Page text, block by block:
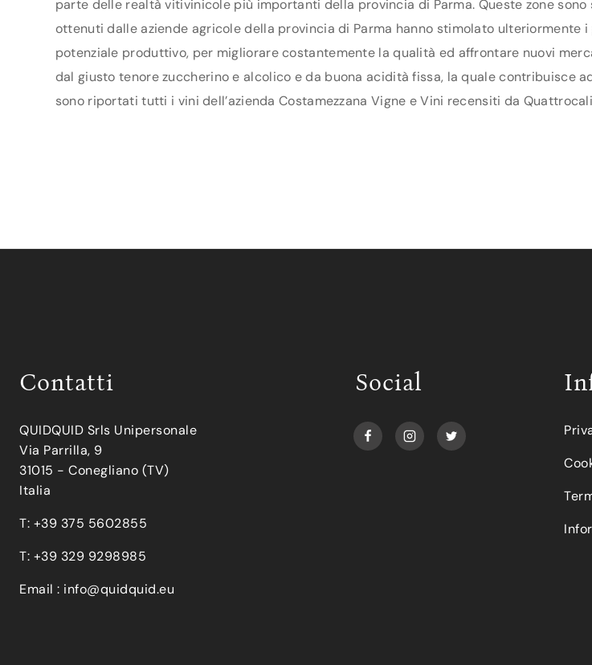
parte delle realtà vitivinicole più importanti della provincia di Parma. Queste zone
ottenuti dalle aziende agricole della provincia di Parma hanno stimolato
potenziale produttivo, per migliorare costantemente la qualità ed affrontare nuovi
dal giusto tenore zuccherino e alcolico e da buona acidità fissa, la quale contribuisce
sono riportati tutti i vini dell’azienda Costamezzana Vigne e Vini recensiti da
Contatti
QUIDQUID Srls Unipersonale
Via Parrilla, 9
31015 - Conegliano (TV)
Italia
T: +39 375 5602855
T: +39 329 9298985
Email : info@quidquid.eu
Social